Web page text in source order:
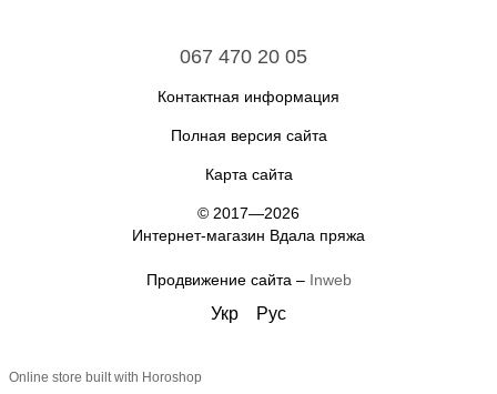
067 470 20 05
Контактная информация
Полная версия сайта
Карта сайта
© 2017—2026
Интернет-магазин Вдала пряжа
Продвижение сайта – Inweb
Укр Рус
Online store built with Horoshop